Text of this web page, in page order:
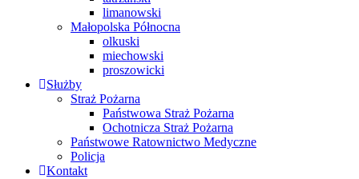
limanowski
Małopolska Północna
olkuski
miechowski
proszowicki
Służby
Straż Pożarna
Państwowa Straż Pożarna
Ochotnicza Straż Pożarna
Państwowe Ratownictwo Medyczne
Policja
Kontakt